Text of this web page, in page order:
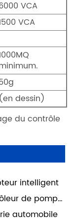
VCA
VCA
(en dessin)
du contrôle
intelligent
de pompe
automobile